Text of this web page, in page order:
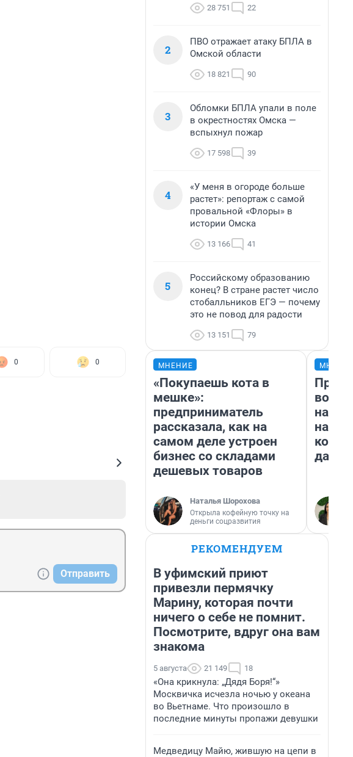
0 0
Отправить
28 751 22
2
ПВО отражает атаку БПЛА в
Омской области
18 821 90
3
Обломки БПЛА упали в поле
в окрестностях Омска —
вспыхнул пожар
17 598 39
4
«У меня в огороде больше
растет»: репортаж с самой
провальной «Флоры» в
истории Омска
13 166 41
5
Российскому образованию
конец? В стране растет число
стобалльников ЕГЭ — почему
это не повод для радости
13 151 79
МНЕНИЕ
«Покупаешь кота в
мешке»:
предприниматель
рассказала, как на
самом деле устроен
бизнес со складами
дешевых товаров
Наталья Шорохова
Открыла кофейную точку на
деньги соцразвития
нам
даже
РЕКОМЕНДУЕМ
В уфимский приют
привезли пермячку
Марину, которая почти
ничего о себе не помнит.
Посмотрите, вдруг она вам
знакома
5 августа 21 149 18
«Она крикнула: „Дядя Боря!“»
Москвичка исчезла ночью у океана
во Вьетнаме. Что произошло в
последние минуты пропажи девушки
Медведицу Майю, жившую на цепи в